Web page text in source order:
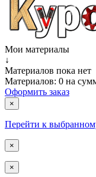
Мои материалы
↓
Материалов пока нет
Материалов: 0 на
Оформить заказ
×
Перейти к
×
×